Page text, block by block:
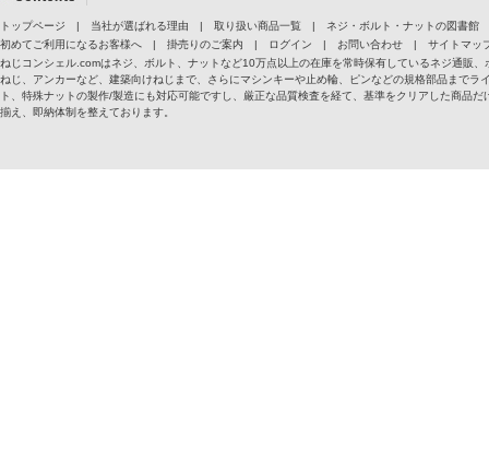
トップページ | 当社が選ばれる理由 | 取り扱い商品一覧 |
ネジ・ボルト・ナットの図書館
初めてご利用になるお客様へ
| 掛売りのご案内 | ログイン | お問い合わせ |
サイトマッ
ねじコンシェル.comはネジ、ボルト、ナットなど10万点以上の在庫を常時保有しているネジ通販
ねじ、アンカーなど、建築向けねじまで、さらにマシンキーや止め輪、ピンなどの規格部品まで
ト、特殊ナットの製作/製造にも対応可能ですし、厳正な品質検査を経て、基準をクリアした商品
揃え、即納体制を整えております。